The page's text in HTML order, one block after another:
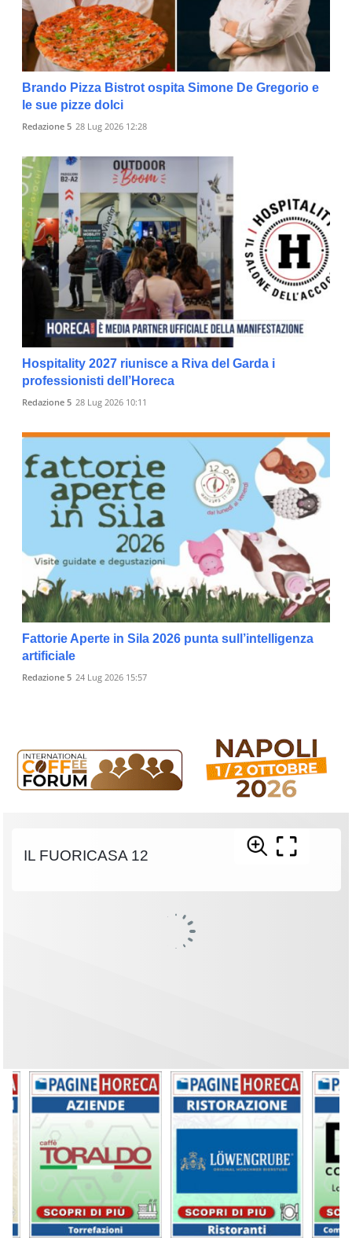
Brando Pizza Bistrot ospita Simone De Gregorio e
le sue pizze dolci
Redazione 5 28 Lug 2026 12:28
Hospitality 2027 riunisce a Riva del Garda i
professionisti dell’Horeca
Redazione 5 28 Lug 2026 10:11
Fattorie Aperte in Sila 2026 punta sull’intelligenza
artificiale
Redazione 5 24 Lug 2026 15:57